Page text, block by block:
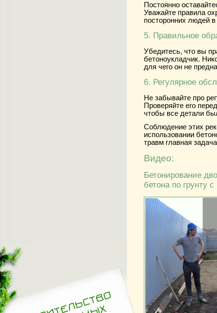
Постоянно
Уважайте правила
посторонних людей
5. Правильное
Убедитесь, что вы
бетоноукладчик.
для чего он не
6. Регулярное
Не забывайте про
Проверяйте его
чтобы все детали
Соблюдение этих
использовании
травм главная
Видео:
Бетонирование
бетона по грунту